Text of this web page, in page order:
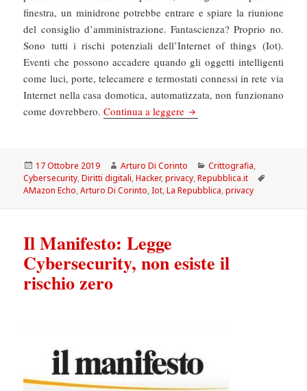
finestra, un minidrone potrebbe entrare e spiare la riunione
del consiglio d’amministrazione. Fantascienza? Proprio no.
Sono tutti i rischi potenziali dell’Internet of things (Iot).
Eventi che possono accadere quando gli oggetti intelligenti
come luci, porte, telecamere e termostati connessi in rete via
Internet nella casa domotica, automatizzata, non funzionano
come dovrebbero.Continua a leggere La Repubblica: Le insidie
Scritto
il
17 Ottobre 2019 Autore
Arturo Di Corinto Categorie
Crittografia,
Cybersecurity,Diritti digitali,Hacker,privacy,Repubblica.it
AMazon Echo,Arturo Di Corinto,Iot,La Repubblica,privacy
Il Manifesto: Legge
Cybersecurity, non esiste il
rischio zero